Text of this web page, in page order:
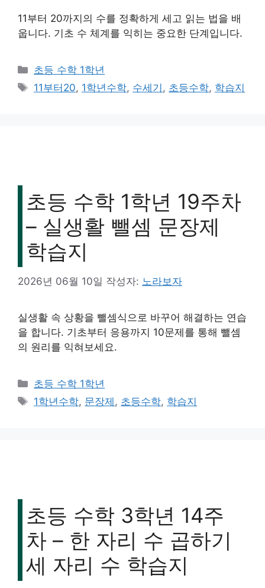
11부터 20까지의 수를 정확하게 세고 읽는 법을 배
웁니다. 기초 수 체계를 익히는 중요한 단계입니다.
카
테
초등 수학 1학년
태
11부터20, 1학년수학, 수세기 , 초등수학, 학습지
초등 수학 1학년 19주차
– 실생활 뺄셈 문장제
학습지
2026년 06월 10일 작성자: 노라보자
실생활 속 상황을 뺄셈식으로 바꾸어 해결하는 연습
을 합니다. 기초부터 응용까지 10문제를 통해 뺄셈
의 원리를 익혀보세요.
카
테
초등 수학 1학년
태
1학년수학, 문장제 , 초등수학, 학습지
초등 수학 3학년 14주
차 – 한 자리 수 곱하기
세 자리 수 학습지